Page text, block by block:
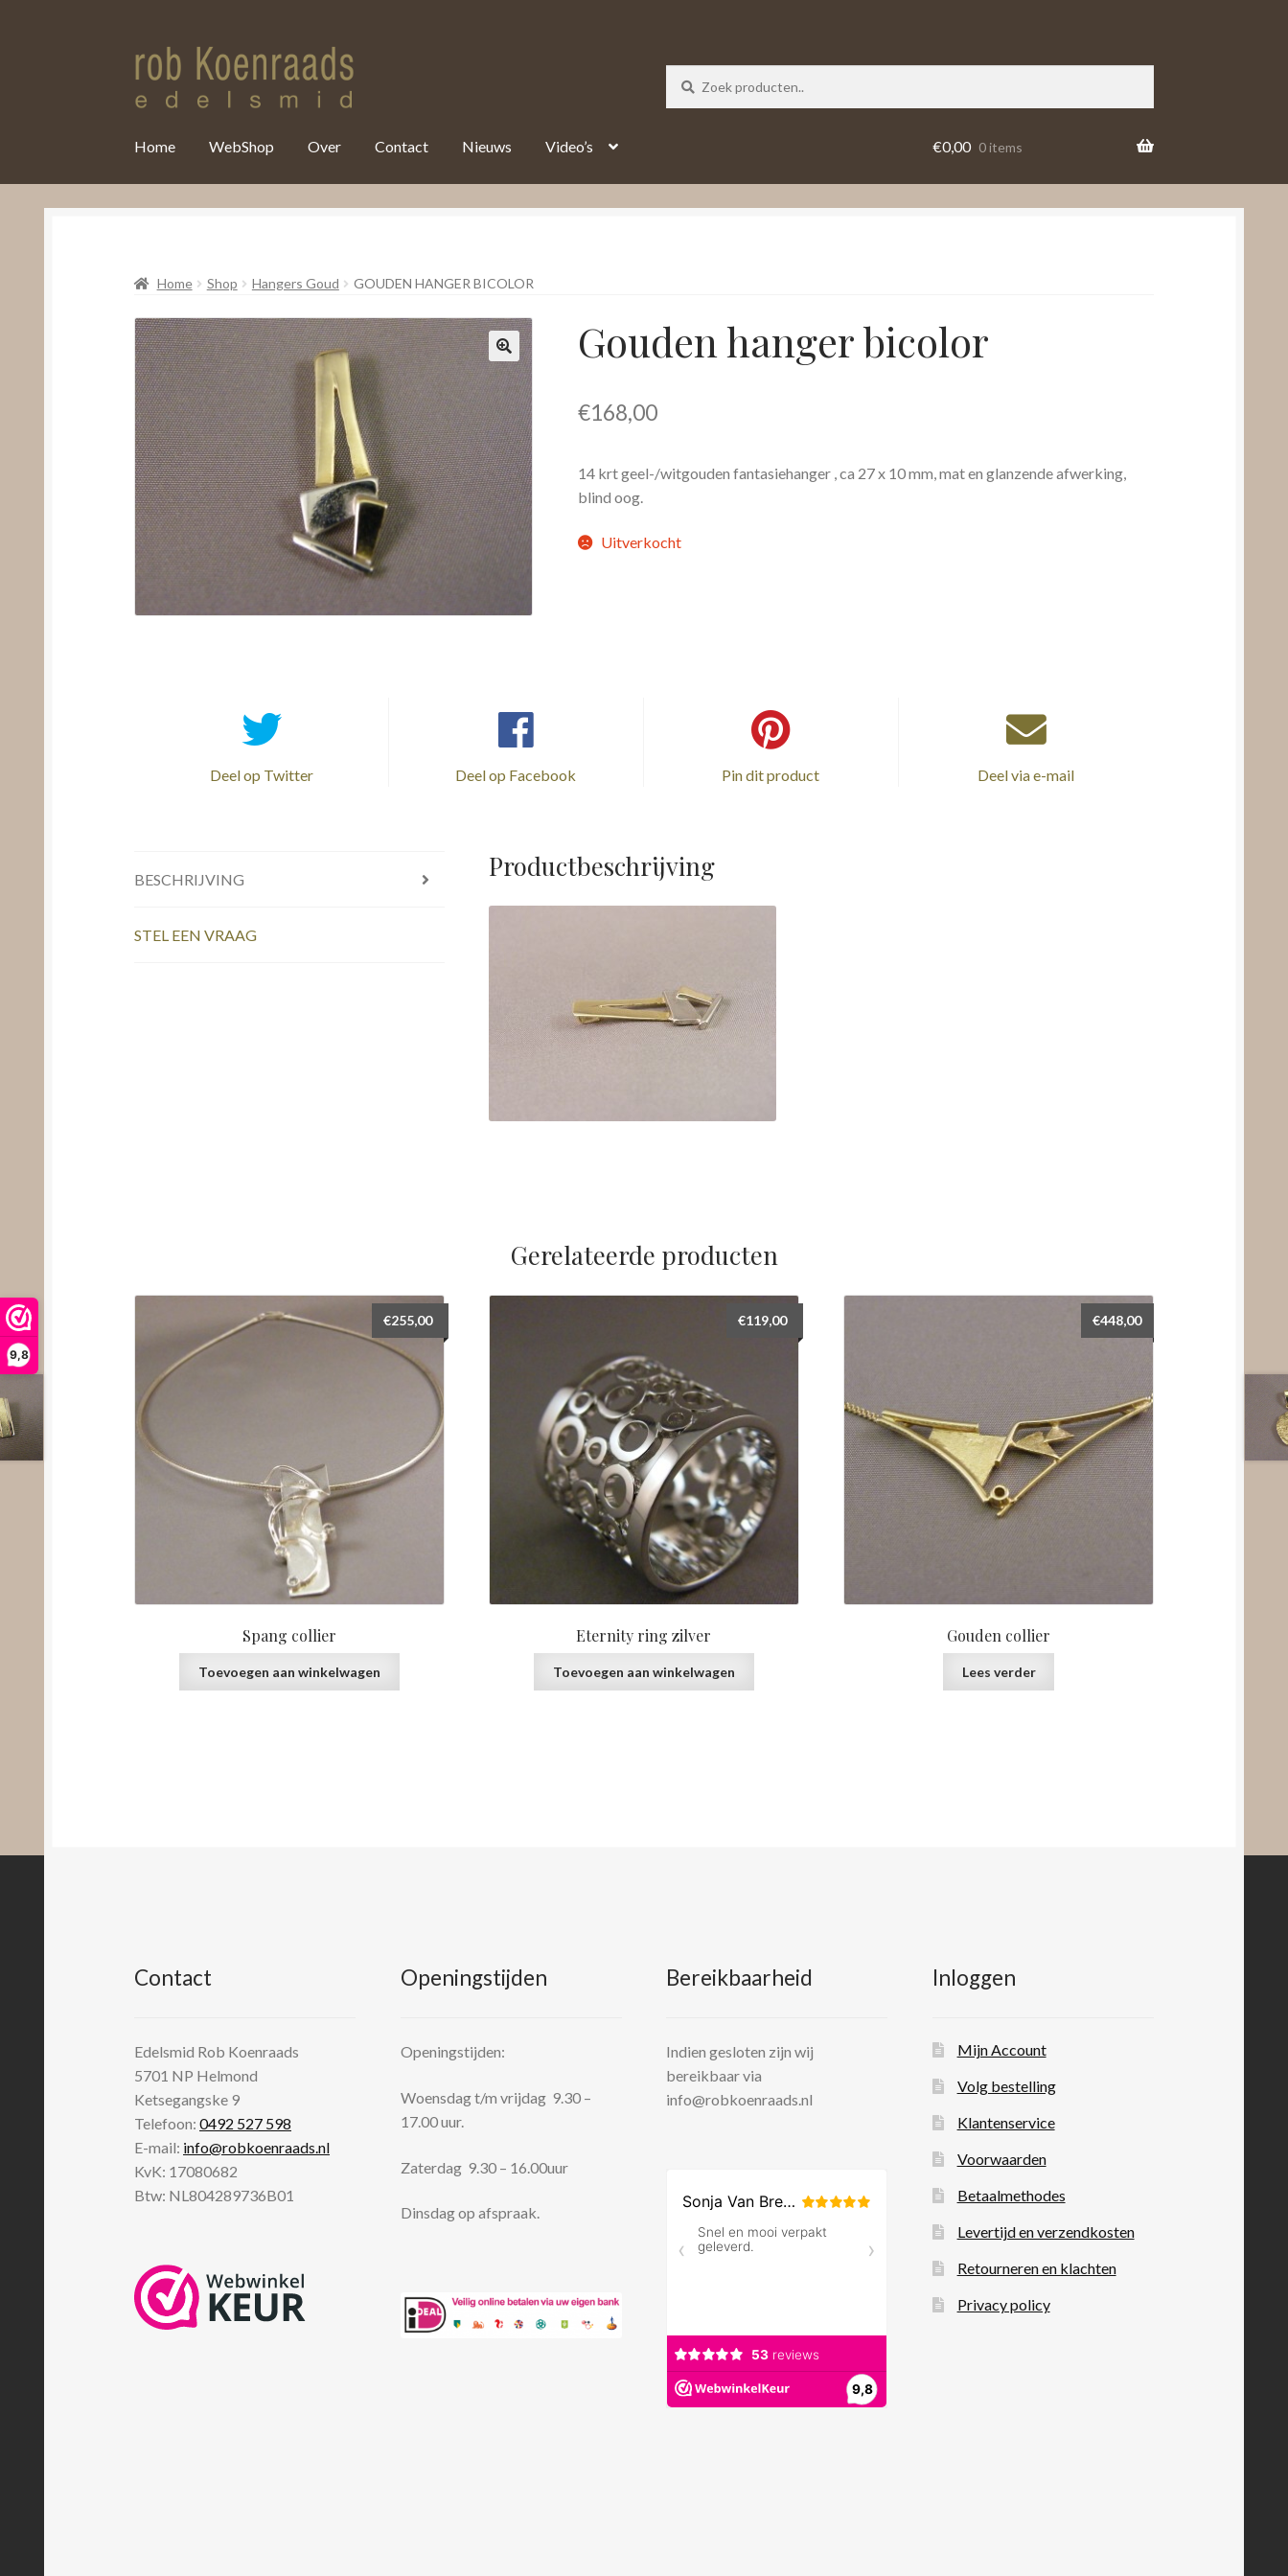
9,8
Home WebShop Over Contact Nieuws Video’s €0,00 0 items
Home Shop Hangers Goud GOUDEN HANGER BICOLOR
Gouden hanger bicolor
€168,00
14 krt geel-/witgouden fantasiehanger , ca 27 x 10 mm, mat en glanzende afwerking,
blind oog.
Uitverkocht
Deel op Twitter Deel op Facebook Pin dit product Deel via e-mail
BESCHRIJVING
STEL EEN VRAAG
Productbeschrijving
Gerelateerde producten
Spang collier
€255,00
Toevoegen aan winkelwagen
Eternity ring zilver
€119,00
Toevoegen aan winkelwagen
Gouden collier
€448,00
Lees verder
Contact
Edelsmid Rob Koenraads
5701 NP Helmond
Ketsegangske 9
Telefoon:0492 527 598
E-mail: info@robkoenraads.nl
KvK: 17080682
Btw: NL804289736B01
Openingstijden
Openingstijden:
Woensdag t/m vrijdag 9.30 –
17.00 uur.
Zaterdag 9.30 – 16.00uur
Dinsdag op afspraak.
Bereikbaarheid
Indien gesloten zijn wij
bereikbaar via
info@robkoenraads.nl
Inloggen
Mijn Account
Volg bestelling
Klantenservice
Voorwaarden
Betaalmethodes
Levertijd en verzendkosten
Retourneren en klachten
Privacy policy